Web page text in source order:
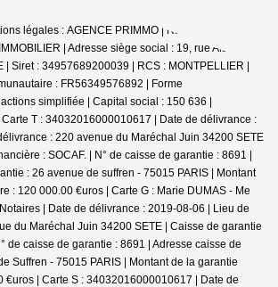
légales : AGENCE PRIMMO | Raison
| Adresse siège social : 19, rue Alsace
| Siret : 34957689200039 | RCS : MONTPELLIER |
: FR56349576892 | Forme
simplifiée | Capital social : 150 636 |
Carte T : 34032016000010617 | Date de délivrance :
: 220 avenue du Maréchal Juin 34200 SETE
: SOCAF. | N° de caisse de garantie : 8691 |
: 26 avenue de suffren - 75015 PARIS | Montant
: 120 000.00 €uros | Carte G : Marie DUMAS - Me
| Date de délivrance : 2019-08-06 | Lieu de
du Maréchal Juin 34200 SETE | Caisse de garantie
de caisse de garantie : 8691 | Adresse caisse de
Suffren - 75015 PARIS | Montant de la garantie
€uros | Carte S : 34032016000010617 | Date de